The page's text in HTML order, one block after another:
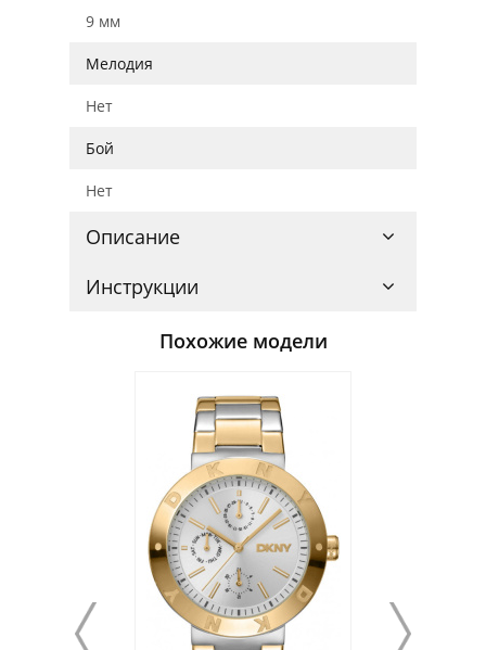
9 мм
Мелодия
Нет
Бой
Нет
Описание
Инструкции
Похожие модели